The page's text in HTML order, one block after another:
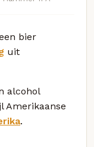
bier
uit
alcohol
Amerikaanse
.